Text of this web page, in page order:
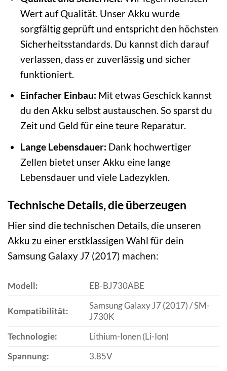
Wert auf Qualität. Unser Akku wurde
sorgfältig geprüft und entspricht den höchsten
Sicherheitsstandards. Du kannst dich darauf
verlassen, dass er zuverlässig und sicher
funktioniert.
Einfacher Einbau: Mit etwas Geschick kannst
du den Akku selbst austauschen. So sparst du
Zeit und Geld für eine teure Reparatur.
Lange Lebensdauer: Dank hochwertiger
Zellen bietet unser Akku eine lange
Lebensdauer und viele Ladezyklen.
Technische Details, die überzeugen
Hier sind die technischen Details, die unseren
Akku zu einer erstklassigen Wahl für dein
Samsung Galaxy J7 (2017) machen:
Modell: EB-BJ730ABE
Kompatibilität:
Samsung Galaxy J7 (2017) / SM-
J730K
Technologie:
Lithium-Ionen (Li-Ion)
Spannung:
3.85V